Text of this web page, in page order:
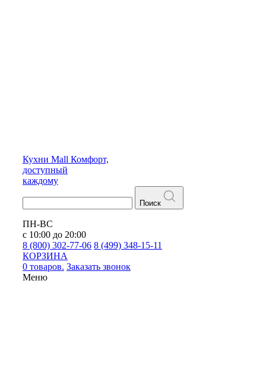
Кухни Mall Комфорт,
доступный
каждому
Поиск
ПН-ВС
с 10:00 до 20:00
8 (800) 302-77-06 8 (499) 348-15-11
КОРЗИНА
0 товаров. Заказать звонок
Меню